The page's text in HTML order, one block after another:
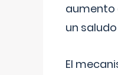
aumento
un saludo
El